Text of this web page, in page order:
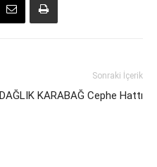
Sonraki İçerik
DAĞLIK KARABAĞ Cephe Hattı